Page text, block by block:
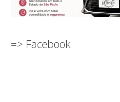
=> Facebook